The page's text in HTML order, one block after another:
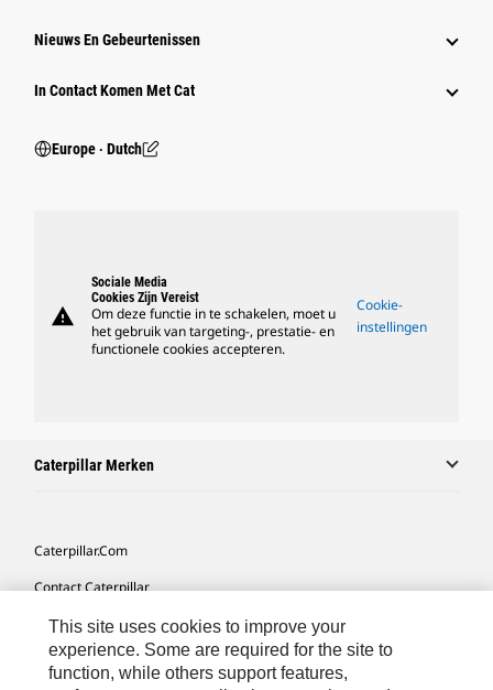
Nieuws En Gebeurtenissen
In Contact Komen Met Cat
Europe ‧ Dutch
warning
Sociale Media
Cookies Zijn Vereist
Om deze functie in te schakelen, moet u
het gebruik van targeting-, prestatie- en
functionele cookies accepteren.
Cookie-
instellingen
Caterpillar Merken
Caterpillar.com
Contact Caterpillar
Mijn Marketingvoorkeuren
Site Map
This site uses cookies to improve your
experience. Some are required for the site to
function, while others support features,